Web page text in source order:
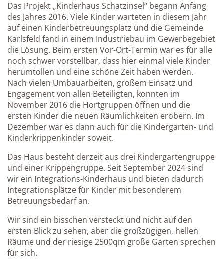
Das Projekt „Kinderhaus Schatzinsel“ begann Anfang
des Jahres 2016. Viele Kinder warteten in diesem Jahr
auf einen Kinderbetreuungsplatz und die Gemeinde
Karlsfeld fand in einem Industriebau im Gewerbegebiet
die Lösung. Beim ersten Vor-Ort-Termin war es für alle
noch schwer vorstellbar, dass hier einmal viele Kinder
herumtollen und eine schöne Zeit haben werden.
Nach vielen Umbauarbeiten, großem Einsatz und
Engagement von allen Beteiligten, konnten im
November 2016 die Hortgruppen öffnen und die
ersten Kinder die neuen Räumlichkeiten erobern. Im
Dezember war es dann auch für die Kindergarten- und
Kinderkrippenkinder soweit.
Das Haus besteht derzeit aus drei Kindergartengruppe
und einer Krippengruppe. Seit September 2024 sind
wir ein Integrations-Kinderhaus und bieten dadurch
Integrationsplätze für Kinder mit besonderem
Betreuungsbedarf an.
Wir sind ein bisschen versteckt und nicht auf den
ersten Blick zu sehen, aber die großzügigen, hellen
Räume und der riesige 2500qm große Garten sprechen
für sich.